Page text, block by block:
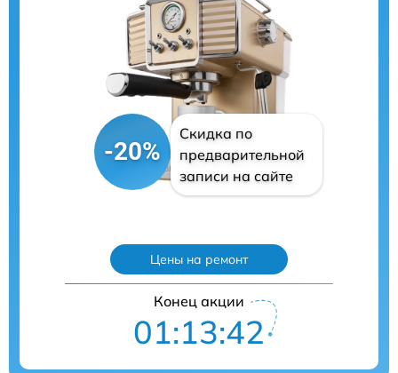
-20%
Скидка по
предварительной
записи на сайте
Цены на ремонт
Конец акции
01:13:41